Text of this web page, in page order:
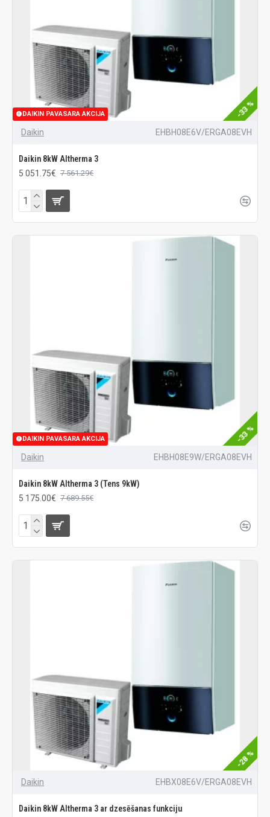
DAIKIN PAVASARA AKCIJA -33 %
Daikin EHBH08E6V/ERGA08EVH
Daikin 8kW Altherma 3
5 051.75€ 7 561.29€
DAIKIN PAVASARA AKCIJA -33 %
Daikin EHBH08E9W/ERGA08EVH
Daikin 8kW Altherma 3 (Tens 9kW)
5 175.00€ 7 689.55€
-28 %
Daikin EHBX08E6V/ERGA08EVH
Daikin 8kW Altherma 3 ar dzesēšanas funkciju